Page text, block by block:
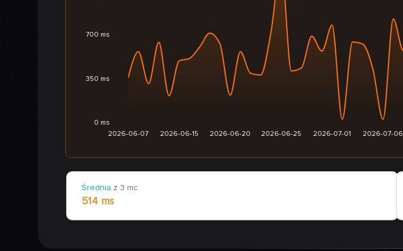
2026-06-07 2026-06-15 2026-06-20 2026-06-25 2026-07-01 2026-07-06
0 ms
350 ms
700 ms
Średnia z 3 mc
514 ms